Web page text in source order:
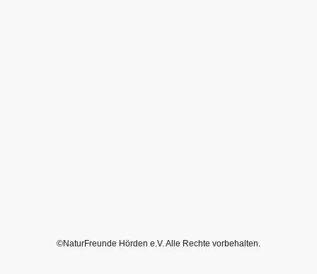
©NaturFreunde Hörden e.V. Alle Rechte vorbehalten.